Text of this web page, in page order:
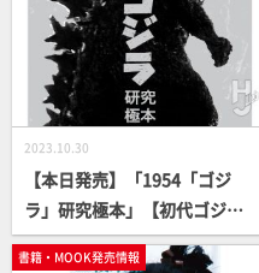
2023.10.30
【本日発売】「1954「ゴジ
ラ」研究極本」【初代ゴジ
ラ】
書籍・MOOK発売情報